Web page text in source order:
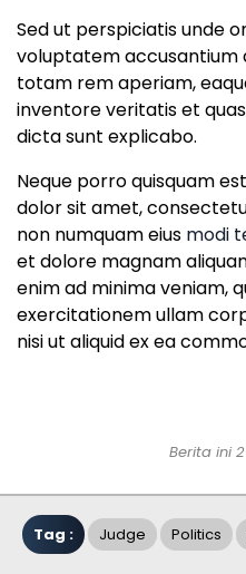
Sed ut perspiciatis unde
voluptatem accusantium
totam rem aperiam,
inventore veritatis et
dicta sunt explicabo.
Neque porro quisquam
dolor sit amet,
non numquam eius modi
et dolore magnam
enim ad minima veniam,
exercitationem ullam
nisi ut aliquid ex ea
Berita ini
Tag : Judge Politics